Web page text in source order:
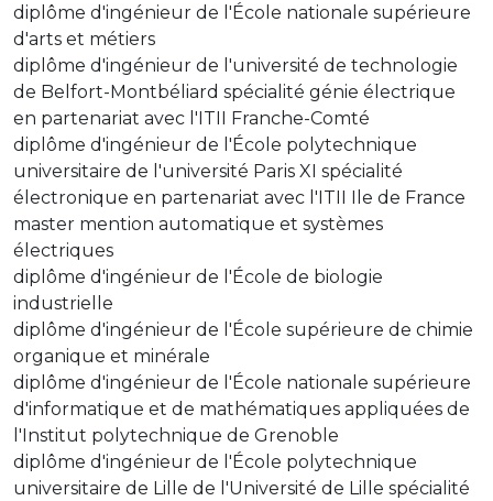
diplôme d'ingénieur de l'École nationale supérieure
d'arts et métiers
diplôme d'ingénieur de l'université de technologie
de Belfort-Montbéliard spécialité génie électrique
en partenariat avec l'ITII Franche-Comté
diplôme d'ingénieur de l'École polytechnique
universitaire de l'université Paris XI spécialité
électronique en partenariat avec l'ITII Ile de France
master mention automatique et systèmes
électriques
diplôme d'ingénieur de l'École de biologie
industrielle
diplôme d'ingénieur de l'École supérieure de chimie
organique et minérale
diplôme d'ingénieur de l'École nationale supérieure
d'informatique et de mathématiques appliquées de
l'Institut polytechnique de Grenoble
diplôme d'ingénieur de l'École polytechnique
universitaire de Lille de l'Université de Lille spécialité